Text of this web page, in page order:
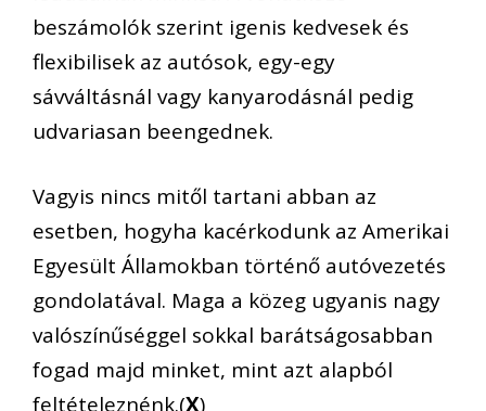
beszámolók szerint igenis kedvesek és
flexibilisek az autósok, egy-egy
sávváltásnál vagy kanyarodásnál pedig
udvariasan beengednek.
Vagyis nincs mitől tartani abban az
esetben, hogyha kacérkodunk az Amerikai
Egyesült Államokban történő autóvezetés
gondolatával. Maga a közeg ugyanis nagy
valószínűséggel sokkal barátságosabban
fogad majd minket, mint azt alapból
feltételeznénk.(X)